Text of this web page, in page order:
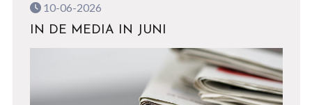
10-06-2026
IN DE MEDIA IN JUNI